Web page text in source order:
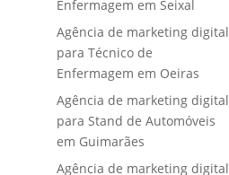
Enfermagem em Seixal
Agência de marketing digital
para Técnico de
Enfermagem em Oeiras
Agência de marketing digital
para Stand de Automóveis
em Guimarães
Agência de marketing digital